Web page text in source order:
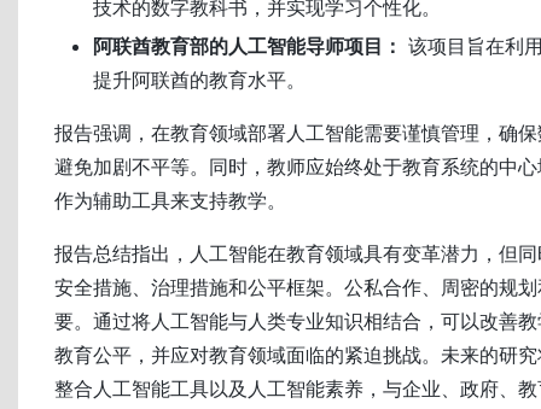
技术的数字教科书，并实现学习个性化。
阿联酋教育部的人工智能导师项目： 该项目旨在利
提升阿联酋的教育水平。
报告强调，在教育领域部署人工智能需要谨慎管理，确
避免加剧不平等。同时，教师应始终处于教育系统的中
作为辅助工具来支持教学。
报告总结指出，人工智能在教育领域具有变革潜力，但
安全措施、治理措施和公平框架。公私合作、周密的规
要。通过将人工智能与人类专业知识相结合，可以改善
教育公平，并应对教育领域面临的紧迫挑战。未来的研
整合人工智能工具以及人工智能素养，与企业、政府、